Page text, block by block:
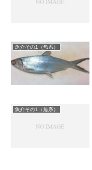
魚介その1（魚系）
魚介その1（魚系）